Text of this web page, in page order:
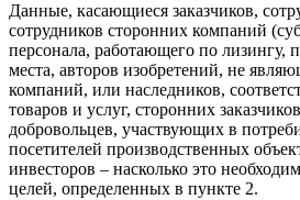
Данные, касающиеся заказчиков,
сотрудников сторонних компаний
персонала, работающего по лизингу,
места, авторов изобретений, не
компаний, или наследников,
товаров и услуг, сторонних
добровольцев, участвующих в
посетителей производственных
инвесторов – насколько это
целей, определенных в пункте 2.